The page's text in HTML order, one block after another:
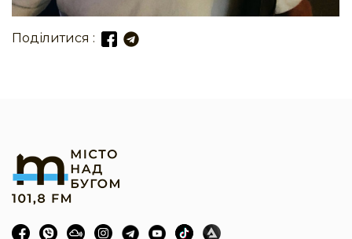
Поділитися :